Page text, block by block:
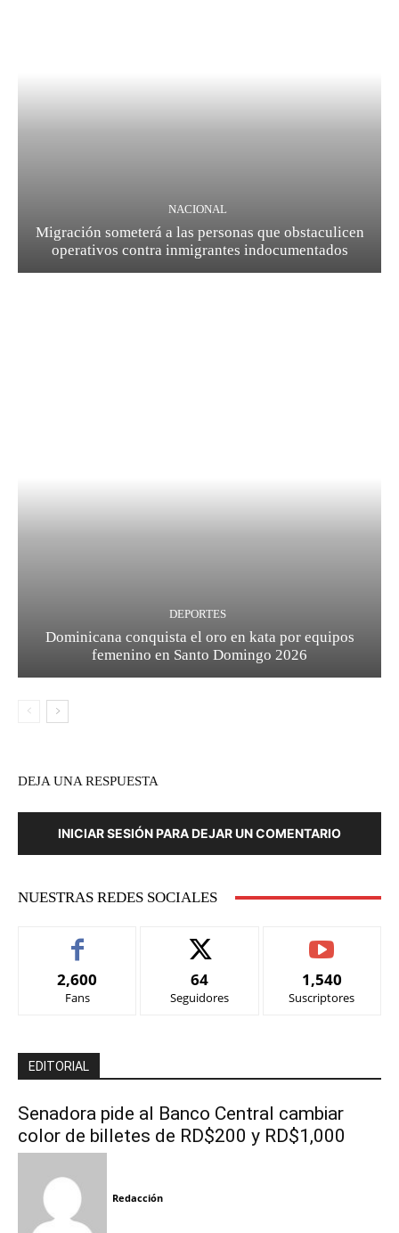
NACIONAL
Migración someterá a las personas que obstaculicen
operativos contra inmigrantes indocumentados
DEPORTES
Dominicana conquista el oro en kata por equipos
femenino en Santo Domingo 2026
DEJA UNA RESPUESTA
INICIAR SESIÓN PARA DEJAR UN COMENTARIO
NUESTRAS REDES SOCIALES
2,600
Fans
64
Seguidores
1,540
Suscriptores
EDITORIAL
Senadora pide al Banco Central cambiar
color de billetes de RD$200 y RD$1,000
Redacción